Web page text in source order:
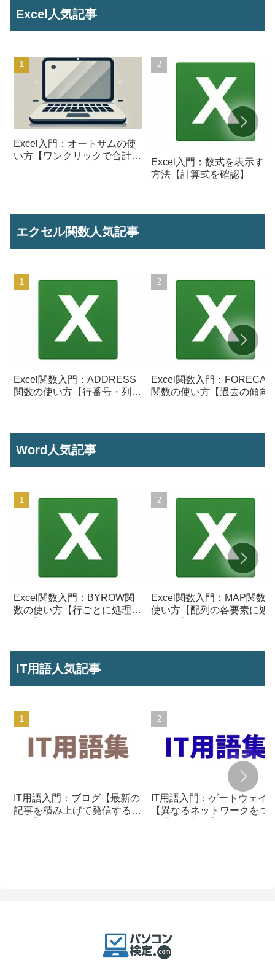
Excel人気記事
Excel入門：オートサムの使
い方【ワンクリックで合計を
Excel入門：数式を表示する
方法【計算式を確認】
エクセル関数人気記事
Excel関数入門：ADDRESS
関数の使い方【行番号・列番
Excel関数入門：
関数の使い方【過去の傾向
Word人気記事
Excel関数入門：BYROW関
数の使い方【行ごとに処理を
Excel関数入門：MAP関数の
使い方【配列の各要素に処
IT用語人気記事
IT用語入門：ブログ【最新の
記事を積み上げて発信する仕
IT用語入門：ゲートウェイ
【異なるネットワークをつ